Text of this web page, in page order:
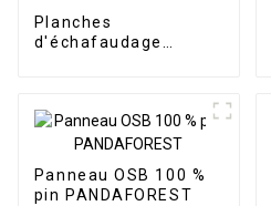
Planches
d'échafaudage
Panneau OSB 100 %
pin PANDAFOREST